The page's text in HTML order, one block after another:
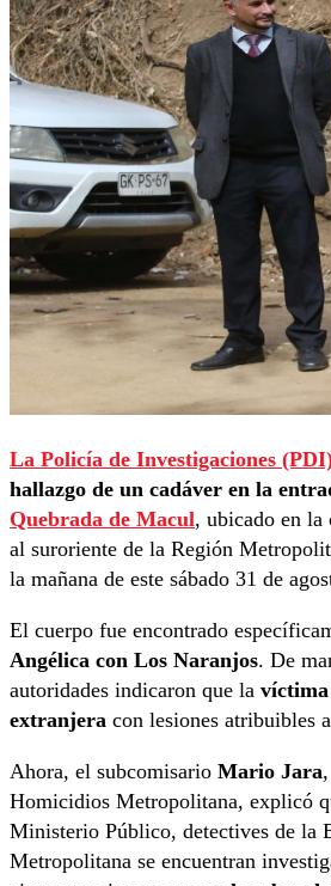
La Policía de Investigaciones
hallazgo de un cadáver en la
Quebrada de Macul, ubicado en la
al suroriente de la Región
la mañana de este sábado 31 de
El cuerpo fue encontrado
Angélica con Los Naranjos. De
autoridades indicaron que la víctima
extranjera con lesiones atribuibles
Ahora, el subcomisario Mario Jara
Homicidios Metropolitana, explicó
Ministerio Público, detectives de la
Metropolitana se encuentran